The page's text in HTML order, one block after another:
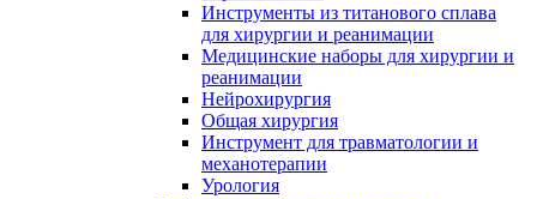
Инструменты из титанового сплава
для хирургии и реанимации
Медицинские наборы для хирургии и
реанимации
Нейрохирургия
Общая хирургия
Инструмент для травматологии и
механотерапии
Урология